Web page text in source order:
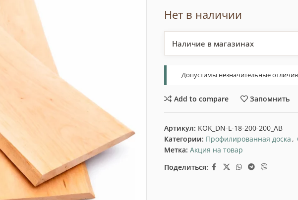
128 900₸
Нет в наличии
Наличие в магазинах
Допустимы незначительные
Add to compare Запомнить
Артикул: KOK_DN-L-18-200-200_AB
Категории: Профилированная доска ,
Метка: Акция на товар
Поделиться: